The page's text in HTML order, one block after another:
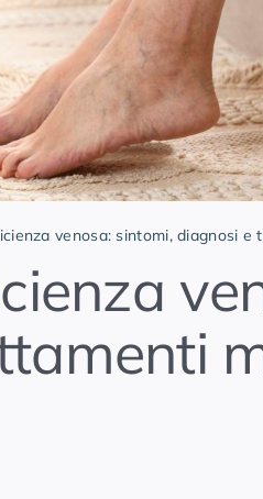
venosa: sintomi, diagnosi e